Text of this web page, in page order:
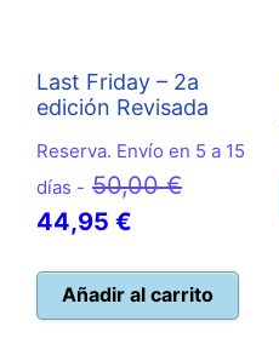
Last Friday – 2a
edición Revisada
Reserva. Envío en 5 a 15
días - 50,00€El
era:
50,00 €.
44,95 €
actual
es:
Añadir al carrito